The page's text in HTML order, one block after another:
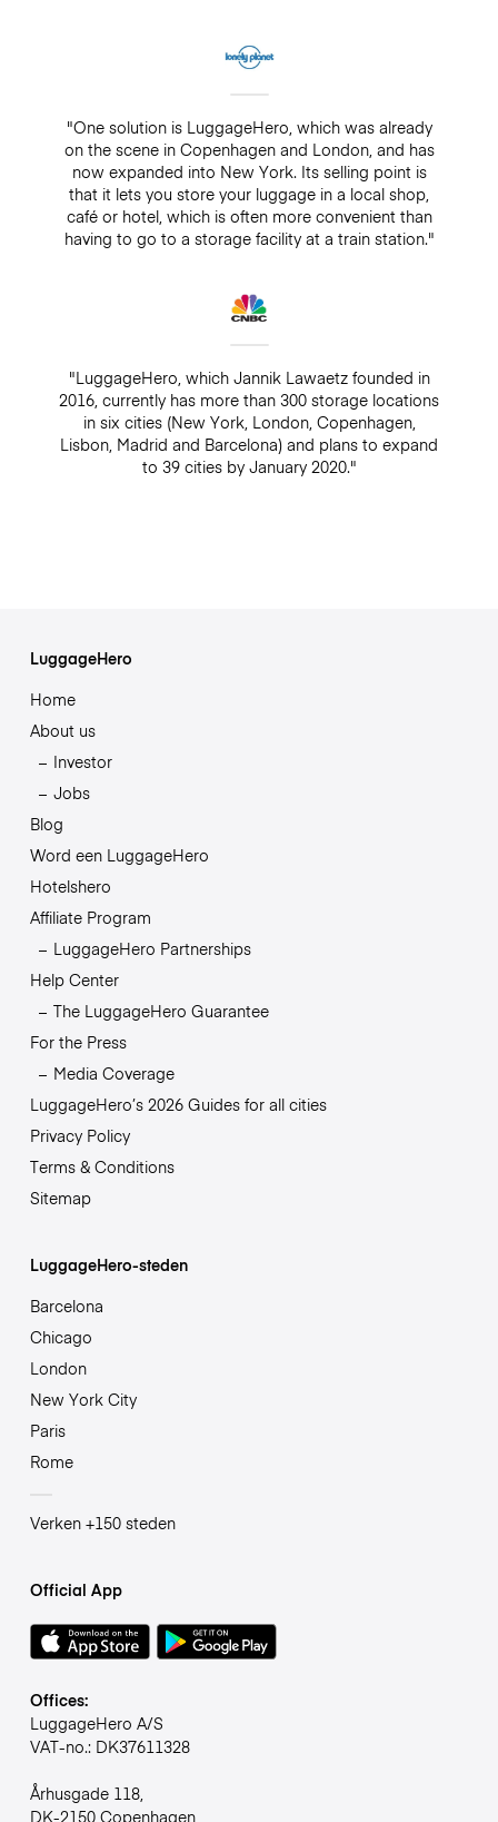
"One solution is LuggageHero, which was already
on the scene in Copenhagen and London, and has
now expanded into New York. Its selling point is
that it lets you store your luggage in a local shop,
café or hotel, which is often more convenient than
having to go to a storage facility at a train station."
"LuggageHero, which Jannik Lawaetz founded in
2016, currently has more than 300 storage locations
in six cities (New York, London, Copenhagen,
Lisbon, Madrid and Barcelona) and plans to expand
to 39 cities by January 2020."
LuggageHero
Home
About us
Investor
Jobs
Blog
Word een LuggageHero
Hotelshero
Affiliate Program
LuggageHero Partnerships
Help Center
The LuggageHero Guarantee
For the Press
Media Coverage
LuggageHero’s 2026 Guides for all cities
Privacy Policy
Terms & Conditions
Sitemap
LuggageHero-steden
Barcelona
Chicago
London
New York City
Paris
Rome
Verken +150 steden
Official App
Offices:
LuggageHero A/S
VAT-no.: DK37611328
Århusgade 118,
DK-2150 Copenhagen